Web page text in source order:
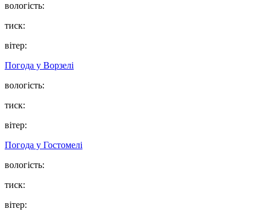
вологість:
тиск:
вітер:
Погода у Ворзелі
вологість:
тиск:
вітер:
Погода у Гостомелі
вологість:
тиск:
вітер: